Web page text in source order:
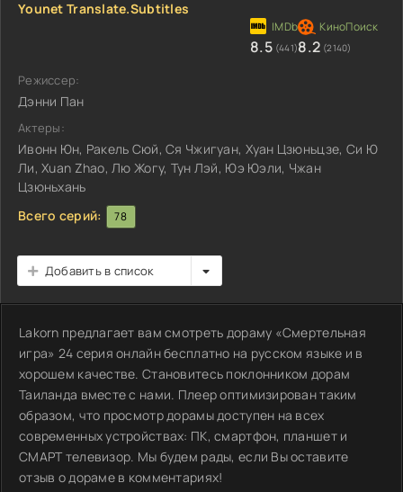
Younet Translate.Subtitles
8.5 (441)8.2 (2140)
Режиссер:
Дэнни Пан
Актеры:
Ивонн Юн, Ракель Сюй, Ся Чжигуан, Хуан Цзюньцзе, Си Ю
Ли, Xuan Zhao, Лю Жогу, Тун Лэй, Юэ Юэли, Чжан
Цзюньхань
Всего серий:
78
Добавить в список
Lakorn предлагает вам смотреть дораму «Смертельная
игра» 24 серия онлайн бесплатно на русском языке и в
хорошем качестве. Становитесь поклонником дорам
Таиланда вместе с нами. Плеер оптимизирован таким
образом, что просмотр дорамы доступен на всех
современных устройствах: ПК, смартфон, планшет и
СМАРТ телевизор. Мы будем рады, если Вы оставите
отзыв о дораме в комментариях!